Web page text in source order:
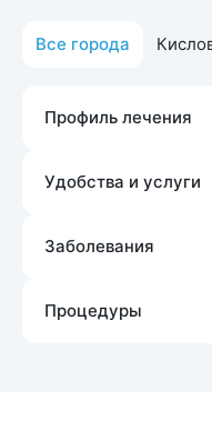
Все города
Профиль лечения
Удобства и услуги
Заболевания
Процедуры